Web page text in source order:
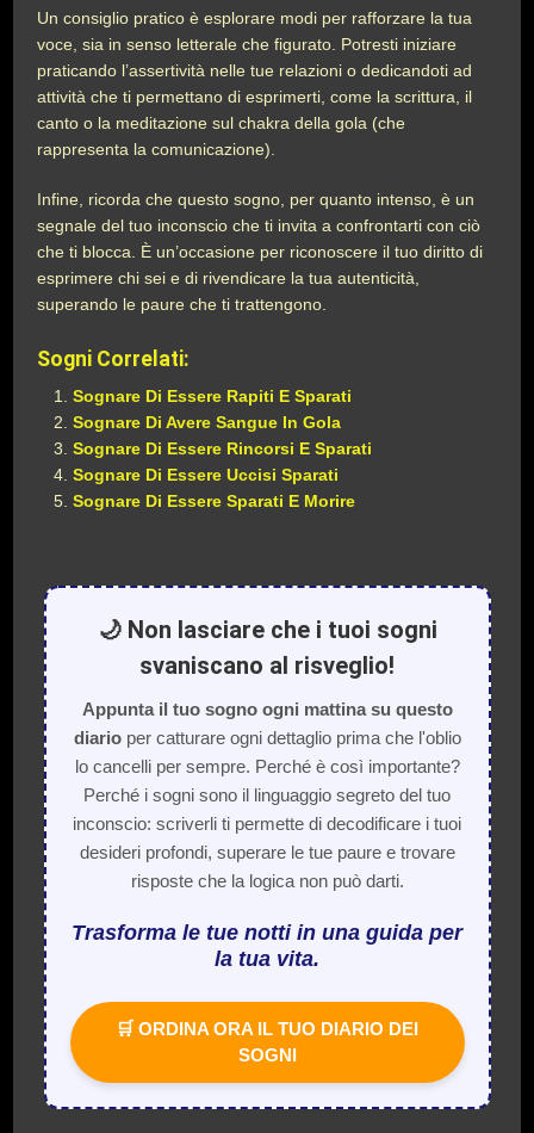
Un consiglio pratico è esplorare modi per rafforzare la tua
voce, sia in senso letterale che figurato. Potresti iniziare
praticando l’assertività nelle tue relazioni o dedicandoti ad
attività che ti permettano di esprimerti, come la scrittura, il
canto o la meditazione sul chakra della gola (che
rappresenta la comunicazione).
Infine, ricorda che questo sogno, per quanto intenso, è un
segnale del tuo inconscio che ti invita a confrontarti con ciò
che ti blocca. È un’occasione per riconoscere il tuo diritto di
esprimere chi sei e di rivendicare la tua autenticità,
superando le paure che ti trattengono.
Sogni Correlati:
Sognare Di Essere Rapiti E Sparati
Sognare Di Avere Sangue In Gola
Sognare Di Essere Rincorsi E Sparati
Sognare Di Essere Uccisi Sparati
Sognare Di Essere Sparati E Morire
🌙 Non lasciare che i tuoi sogni
svaniscano al risveglio!
Appunta il tuo sogno ogni mattina su questo
diarioper catturare ogni dettaglio prima che l'oblio
lo cancelli per sempre. Perché è così importante?
Perché i sogni sono il linguaggio segreto del tuo
inconscio: scriverli ti permette di decodificare i tuoi
desideri profondi, superare le tue paure e trovare
risposte che la logica non può darti.
Trasforma le tue notti in una guida per
la tua vita.
🛒 ORDINA ORA IL TUO DIARIO DEI
SOGNI